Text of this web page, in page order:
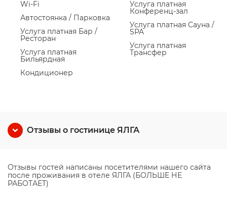
Wi-Fi
Автостоянка / Парковка
Услуга платная Бар /
Ресторан
Услуга платная
Бильярдная
Кондиционер
Услуга платная
Конференц-зал
Услуга платная Сауна /
SPA
Услуга платная
Трансфер
Отзывы о гостинице ЯЛГА
Отзывы гостей написаны посетителями нашего сайта
после проживания в отеле ЯЛГА (БОЛЬШЕ НЕ
РАБОТАЕТ)